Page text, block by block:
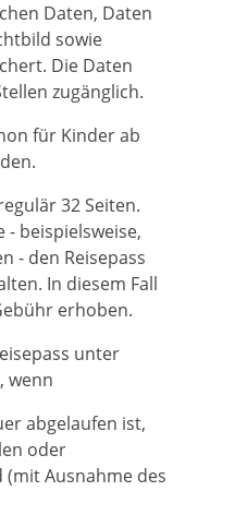
Daten, Daten
sowie
Die Daten
zugänglich.
für Kinder ab
32 Seiten.
- beispielsweise,
- den Reisepass
In diesem Fall
erhoben.
unter
wenn
abgelaufen ist,
oder
(mit Ausnahme des